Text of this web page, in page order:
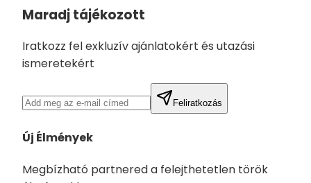
Maradj tájékozott
Iratkozz fel exkluzív ajánlatokért és utazási
ismeretekért
Feliratkozás
Új Élmények
Megbízható partnered a felejthetetlen török